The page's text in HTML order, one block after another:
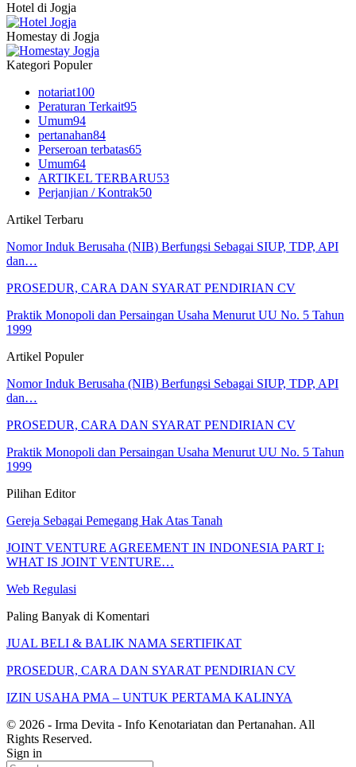
Hotel di Jogja
Homestay di Jogja
Kategori Populer
notariat100
Peraturan Terkait95
Umum94
pertanahan84
Perseroan terbatas65
Umum64
ARTIKEL TERBARU53
Perjanjian / Kontrak50
Artikel Terbaru
Nomor Induk Berusaha (NIB) Berfungsi Sebagai SIUP, TDP, API
dan…
PROSEDUR, CARA DAN SYARAT PENDIRIAN CV
Praktik Monopoli dan Persaingan Usaha Menurut UU No. 5 Tahun
1999
Artikel Populer
Nomor Induk Berusaha (NIB) Berfungsi Sebagai SIUP, TDP, API
dan…
PROSEDUR, CARA DAN SYARAT PENDIRIAN CV
Praktik Monopoli dan Persaingan Usaha Menurut UU No. 5 Tahun
1999
Pilihan Editor
Gereja Sebagai Pemegang Hak Atas Tanah
JOINT VENTURE AGREEMENT IN INDONESIA PART I:
WHAT IS JOINT VENTURE…
Web Regulasi
Paling Banyak di Komentari
JUAL BELI & BALIK NAMA SERTIFIKAT
PROSEDUR, CARA DAN SYARAT PENDIRIAN CV
IZIN USAHA PMA – UNTUK PERTAMA KALINYA
© 2026 - Irma Devita - Info Kenotariatan dan Pertanahan. All
Rights Reserved.
Sign in